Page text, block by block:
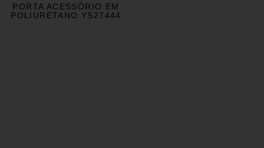
PORTA ACESSÓRIO EM
POLIURETANO YS27444